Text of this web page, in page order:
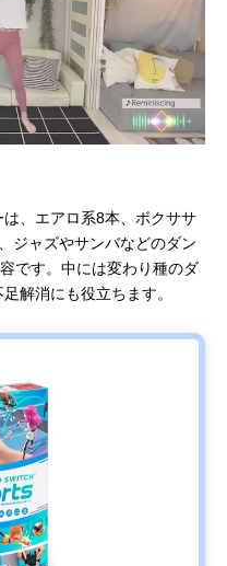
、エアロ系8本、ボクササ
ジャズやサンバなどのダン
です。中には変わり種のダ
解消にも役立ちます。